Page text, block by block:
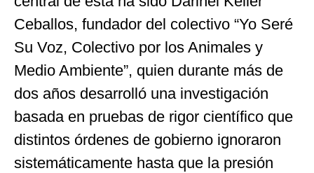
Ceballos, fundador del colectivo “Yo Seré
Su Voz, Colectivo por los Animales y
Medio Ambiente”, quien durante más de
dos años desarrolló una investigación
basada en pruebas de rigor científico que
distintos órdenes de gobierno ignoraron
sistemáticamente hasta que la presión